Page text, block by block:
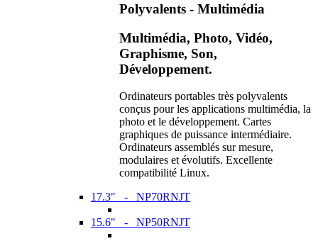
Polyvalents - Multimédia
Multimédia, Photo, Vidéo,
Graphisme, Son,
Développement.
Ordinateurs portables très polyvalents
conçus pour les applications multimédia, la
photo et le développement. Cartes
graphiques de puissance intermédiaire.
Ordinateurs assemblés sur mesure,
modulaires et évolutifs. Excellente
compatibilité Linux.
17.3" - NP70RNJT
15.6" - NP50RNJT